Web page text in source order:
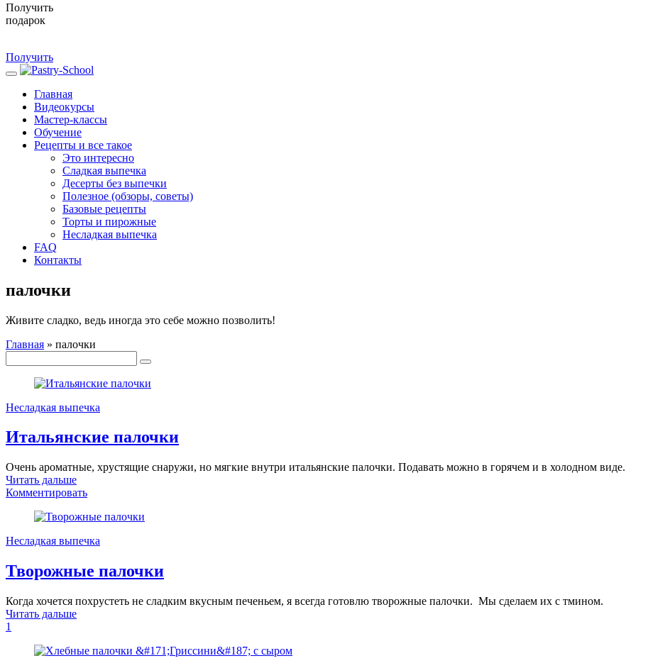
Получить
подарок
Получить
Главная
Видеокурсы
Мастер-классы
Обучение
Рецепты и все такое
Это интересно
Сладкая выпечка
Десерты без выпечки
Полезное (обзоры, советы)
Базовые рецепты
Торты и пирожные
Несладкая выпечка
FAQ
Контакты
палочки
Живите сладко, ведь иногда это себе можно позволить!
Главная » палочки
Несладкая выпечка
Итальянские палочки
Очень ароматные, хрустящие снаружи, но мягкие внутри итальянские палочки. Подавать можно в горячем и в холодном виде.
Читать дальше
Комментировать
Несладкая выпечка
Творожные палочки
Когда хочется похрустеть не сладким вкусным печеньем, я всегда готовлю творожные палочки. Мы сделаем их с тмином.
Читать дальше
1